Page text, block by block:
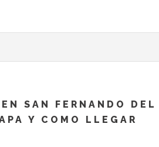
SAN FERNANDO
Y COMO LLEGAR